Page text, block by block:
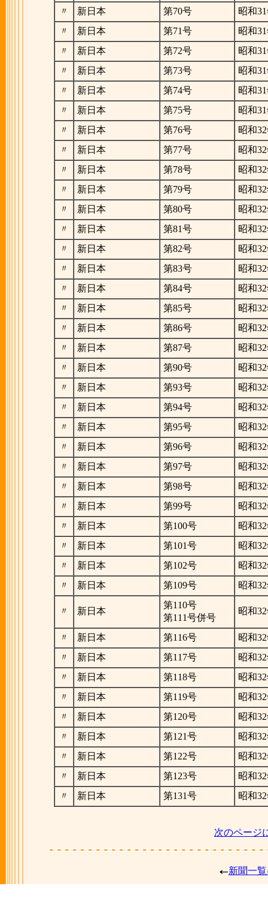
〃
新日本 第70号
昭和
〃
新日本 第71号
昭和
〃
新日本 第72号
昭和
〃
新日本 第73号
昭和
〃
新日本 第74号
昭和
〃
新日本 第75号
昭和
〃
新日本 第76号
昭和
〃
新日本 第77号
昭和
〃
新日本 第78号
昭和
〃
新日本 第79号
昭和
〃
新日本 第80号
昭和
〃
新日本 第81号
昭和
〃
新日本 第82号
昭和
〃
新日本 第83号
昭和
〃
新日本 第84号
昭和
〃
新日本 第85号
昭和
〃
新日本 第86号
昭和
〃
新日本 第87号
昭和
〃
新日本 第90号
昭和
〃
新日本 第93号
昭和
〃
新日本 第94号
昭和
〃
新日本 第95号
昭和
〃
新日本 第96号
昭和
〃
新日本 第97号
昭和
〃
新日本 第98号
昭和
〃
新日本 第99号
昭和
〃
新日本 第100号
昭和
〃
新日本 第101号
昭和
〃
新日本 第102号
昭和
〃
新日本 第109号 昭和
〃 新日本
第110号
第111号併号
昭和
〃 新日本 第116号
昭和
〃
新日本 第117号
昭和
〃
新日本 第118号
昭和
〃
新日本 第119号
昭和
〃
新日本 第120号
昭和
〃
新日本 第121号
昭和
〃
新日本 第122号
昭和
〃
新日本 第123号
昭和
〃
新日本 第131号 昭和
次のページ
新聞一